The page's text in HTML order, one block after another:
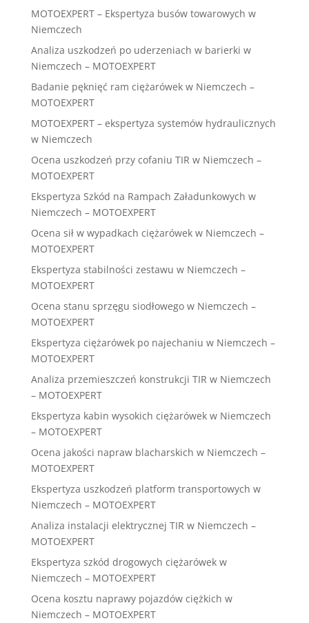
MOTOEXPERT – Ekspertyza busów towarowych w
Niemczech
Analiza uszkodzeń po uderzeniach w barierki w
Niemczech – MOTOEXPERT
Badanie pęknięć ram ciężarówek w Niemczech –
MOTOEXPERT
MOTOEXPERT – ekspertyza systemów hydraulicznych
w Niemczech
Ocena uszkodzeń przy cofaniu TIR w Niemczech –
MOTOEXPERT
Ekspertyza Szkód na Rampach Załadunkowych w
Niemczech – MOTOEXPERT
Ocena sił w wypadkach ciężarówek w Niemczech –
MOTOEXPERT
Ekspertyza stabilności zestawu w Niemczech –
MOTOEXPERT
Ocena stanu sprzęgu siodłowego w Niemczech –
MOTOEXPERT
Ekspertyza ciężarówek po najechaniu w Niemczech –
MOTOEXPERT
Analiza przemieszczeń konstrukcji TIR w Niemczech
– MOTOEXPERT
Ekspertyza kabin wysokich ciężarówek w Niemczech
– MOTOEXPERT
Ocena jakości napraw blacharskich w Niemczech –
MOTOEXPERT
Ekspertyza uszkodzeń platform transportowych w
Niemczech – MOTOEXPERT
Analiza instalacji elektrycznej TIR w Niemczech –
MOTOEXPERT
Ekspertyza szkód drogowych ciężarówek w
Niemczech – MOTOEXPERT
Ocena kosztu naprawy pojazdów ciężkich w
Niemczech – MOTOEXPERT